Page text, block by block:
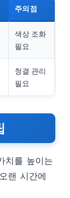
주의점
색상 조화
필요
청결 관리
필요
치를 높이는
랜 시간에